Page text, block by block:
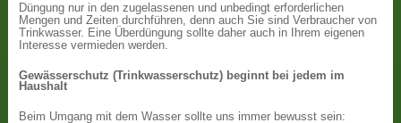
Düngung nur in den zugelassenen und unbedingt erforderlichen
Mengen und Zeiten durchführen, denn auch Sie sind Verbraucher von
Trinkwasser. Eine Überdüngung sollte daher auch in Ihrem eigenen
Interesse vermieden werden.
Gewässerschutz (Trinkwasserschutz) beginnt bei jedem im
Haushalt
Beim Umgang mit dem Wasser sollte uns immer bewusst sein: